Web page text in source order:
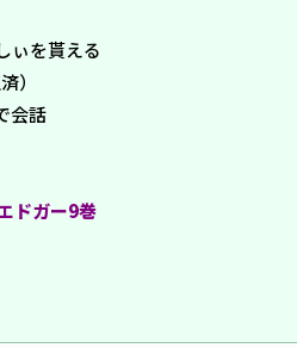
ぃを貰える
）
会話
ドガー9巻